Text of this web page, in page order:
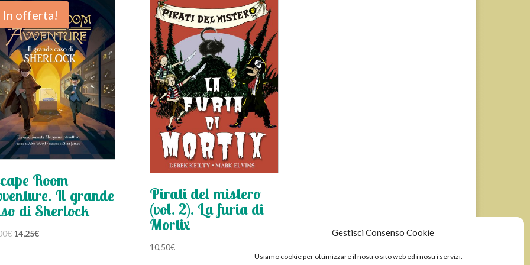
Gestisci Consenso Cookie
Usiamo cookie per ottimizzare il nostro sito web ed i nostri servizi.
In offerta!
Room
Il grande
di Sherlock
€ Il
14,25€Il
Pirati del mistero
(vol. 2). La furia di
Mortix
10,50€